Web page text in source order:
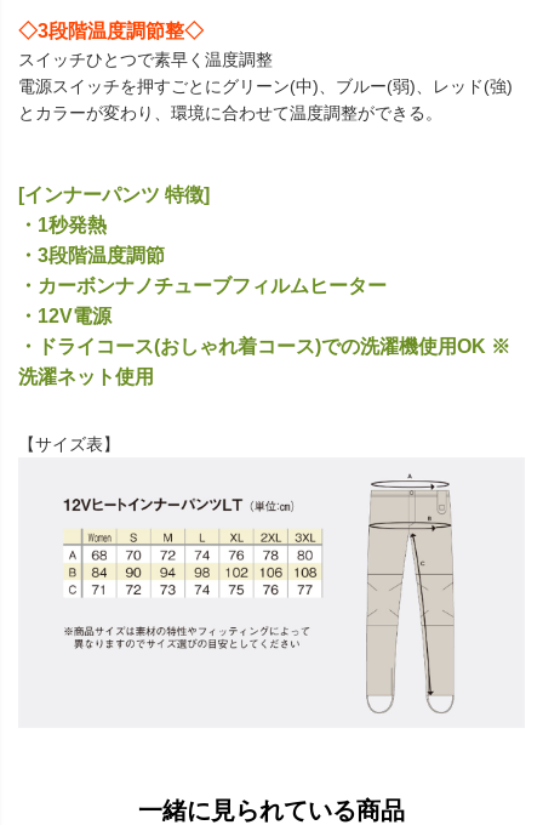
◇3段階温度調節整◇
スイッチひとつで素早く温度調整
電源スイッチを押すごとにグリーン(中)、ブルー(弱)、レッド(強)
とカラーが変わり、環境に合わせて温度調整ができる。
[インナーパンツ 特徴]
・1秒発熱
・3段階温度調節
・カーボンナノチューブフィルムヒーター
・12V電源
・ドライコース(おしゃれ着コース)での洗濯機使用OK ※
洗濯ネット使用
【サイズ表】
一緒に見られている商品